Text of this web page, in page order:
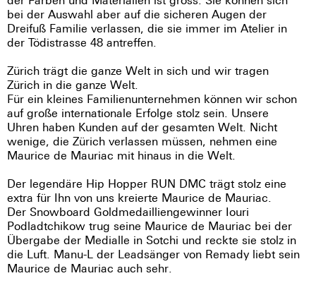
bei der Auswahl aber auf die sicheren Augen der
Dreifuß Familie verlassen, die sie immer im Atelier in
der Tödistrasse 48 antreffen.
Zürich trägt die ganze Welt in sich und wir tragen
Zürich in die ganze Welt.
Für ein kleines Familienunternehmen können wir schon
auf große internationale Erfolge stolz sein. Unsere
Uhren haben Kunden auf der gesamten Welt. Nicht
wenige, die Zürich verlassen müssen, nehmen eine
Maurice de Mauriac mit hinaus in die Welt.
Der legendäre Hip Hopper RUN DMC trägt stolz eine
extra für Ihn von uns kreierte Maurice de Mauriac.
Der Snowboard Goldmedailliengewinner Iouri
Podladtchikow trug seine Maurice de Mauriac bei der
Übergabe der Medialle in Sotchi und reckte sie stolz in
die Luft. Manu-L der Leadsänger von Remady liebt sein
Maurice de Mauriac auch sehr.